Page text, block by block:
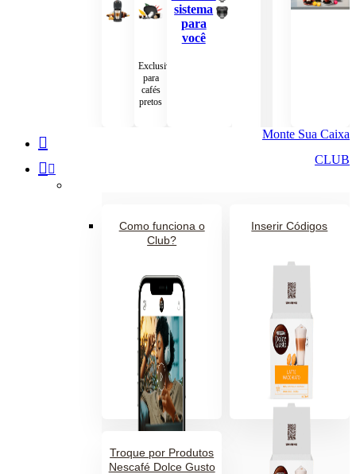
Exclusiva
para
cafés
pretos
sistema
para
você
Monte Sua Caixa
CLUB
Como funciona o
Club?
Inserir Códigos
Troque por Produtos
Nescafé Dolce Gusto